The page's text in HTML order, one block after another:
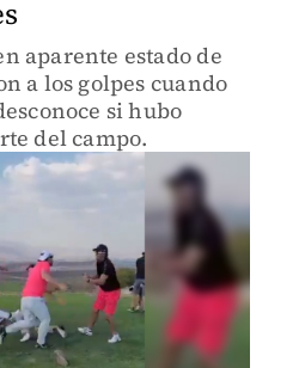
aparente estado de
a los golpes cuando
si hubo
del campo.